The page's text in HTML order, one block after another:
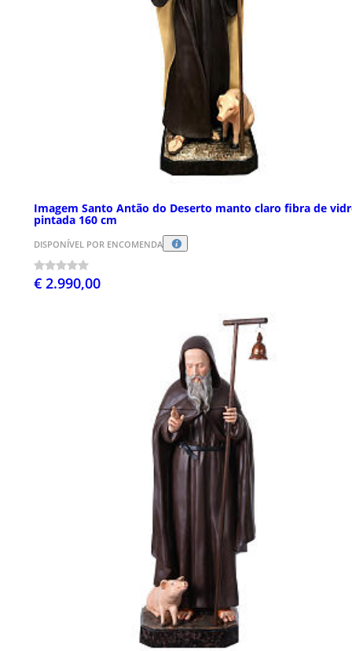
Imagem Santo Antão do Deserto manto claro fibra de
pintada 160 cm
DISPONÍVEL POR ENCOMENDA
€ 2.990,00